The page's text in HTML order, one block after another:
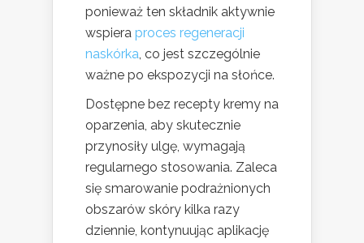
ponieważ ten składnik aktywnie
wspiera proces regeneracji
naskórka, co jest szczególnie
ważne po ekspozycji na słońce.
Dostępne bez recepty kremy na
oparzenia, aby skutecznie
przynosiły ulgę, wymagają
regularnego stosowania. Zaleca
się smarowanie podrażnionych
obszarów skóry kilka razy
dziennie, kontynuując aplikację